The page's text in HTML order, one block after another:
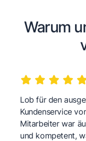
Warum
Lob für den
Kundenservice
Mitarbeiter war
und kompetent,